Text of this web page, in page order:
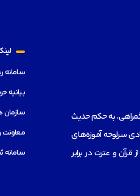
به حکم حدیث
سرلوحه آموزه‌های
دفاع از قرآن و عترت در برابر
سامانه
سازمان
معاونت
سامانه